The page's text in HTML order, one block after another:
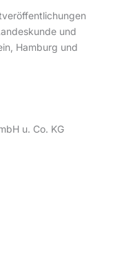
und
Hamburg und
u. Co. KG